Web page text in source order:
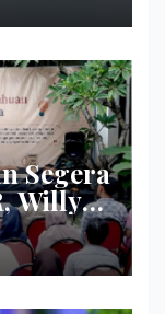
Segera
Willy